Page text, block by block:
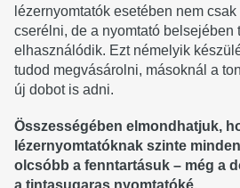
lézernyomtatók esetében nem csak
cserélni, de a nyomtató belsejében
elhasználódik. Ezt némelyik
tudod megvásárolni, másoknál a
új dobot is adni.
Összességében elmondhatjuk,
lézernyomtatóknak szinte
olcsóbb a fenntartásuk – még a
a tintasugaras nyomtatóké.